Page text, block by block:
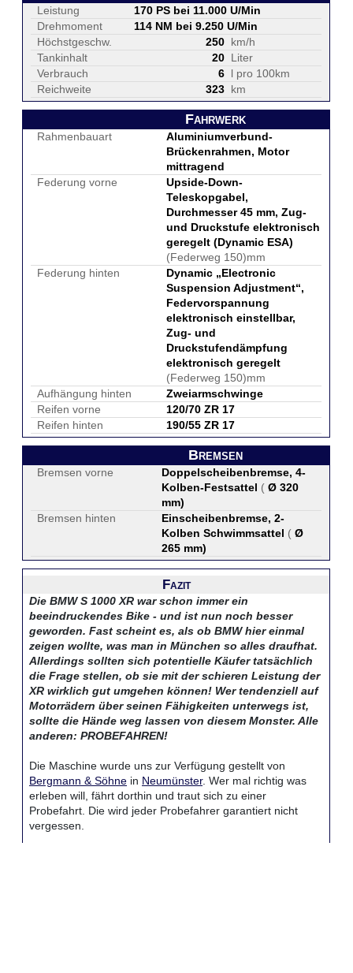
Leistung
170 PS bei 11.000 U/Min
Drehmoment
114 NM bei 9.250 U/Min
Höchstgeschw.
250 km/h
Tankinhalt
20 Liter
Verbrauch
6 l pro 100km
Reichweite
323 km
Fahrwerk
Rahmenbauart
Aluminiumverbund-
Brückenrahmen, Motor
mittragend
Federung vorne
Upside-Down-
Teleskopgabel,
Durchmesser 45 mm, Zug-
und Druckstufe elektronisch
geregelt (Dynamic ESA)
(Federweg 150)mm
Federung hinten
Dynamic „Electronic
Suspension Adjustment“,
Federvorspannung
elektronisch einstellbar,
Zug- und
Druckstufendämpfung
elektronisch geregelt
(Federweg 150)mm
Aufhängung hinten
Zweiarmschwinge
Reifen vorne
120/70 ZR 17
Reifen hinten
190/55 ZR 17
Bremsen
Bremsen vorne
Doppelscheibenbremse, 4-
Kolben-Festsattel ( Ø 320
mm)
Bremsen hinten
Einscheibenbremse, 2-
Kolben Schwimmsattel ( Ø
265 mm)
Fazit
Die BMW S 1000 XR war schon immer ein
beeindruckendes Bike - und ist nun noch besser
geworden. Fast scheint es, als ob BMW hier einmal
zeigen wollte, was man in München so alles draufhat.
Allerdings sollten sich potentielle Käufer tatsächlich
die Frage stellen, ob sie mit der schieren Leistung der
XR wirklich gut umgehen können! Wer tendenziell auf
Motorrädern über seinen Fähigkeiten unterwegs ist,
sollte die Hände weg lassen von diesem Monster. Alle
anderen: PROBEFAHREN!
Die Maschine wurde uns zur Verfügung gestellt von
Bergmann & Söhne in Neumünster. Wer mal richtig was
erleben will, fährt dorthin und traut sich zu einer
Probefahrt. Die wird jeder Probefahrer garantiert nicht
vergessen.